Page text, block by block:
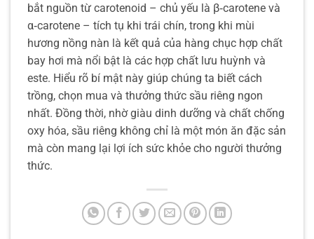
bắt nguồn từ carotenoid – chủ yếu là β‑carotene và
α‑carotene – tích tụ khi trái chín, trong khi mùi
hương nồng nàn là kết quả của hàng chục hợp chất
bay hơi mà nổi bật là các hợp chất lưu huỳnh và
este. Hiểu rõ bí mật này giúp chúng ta biết cách
trồng, chọn mua và thưởng thức sầu riêng ngon
nhất. Đồng thời, nhờ giàu dinh dưỡng và chất chống
oxy hóa, sầu riêng không chỉ là một món ăn đặc sản
mà còn mang lại lợi ích sức khỏe cho người thưởng
thức.